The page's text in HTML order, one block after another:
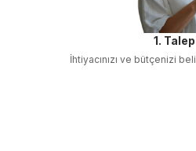
1.
İhtiyacınızı ve bütçenizi